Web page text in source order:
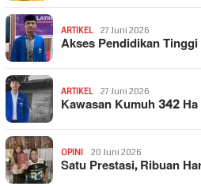
ARTIKEL 27 Juni 2026
Akses Pendidikan
ARTIKEL 27 Juni 2026
Kawasan Kumuh 342
OPINI 20 Juni 2026
Satu Prestasi, Ribuan